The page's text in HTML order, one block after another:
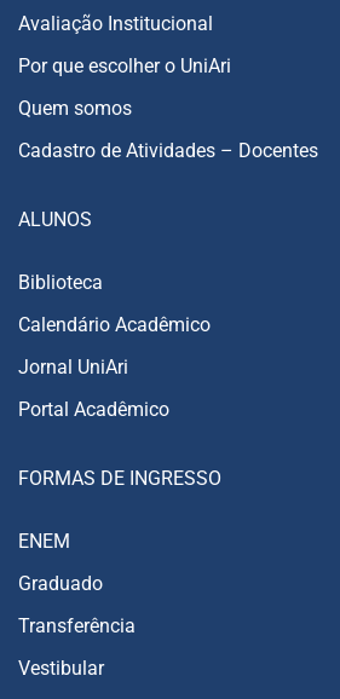
Avaliação Institucional
Por que escolher o UniAri
Quem somos
Cadastro de Atividades – Docentes
ALUNOS
Biblioteca
Calendário Acadêmico
Jornal UniAri
Portal Acadêmico
FORMAS DE INGRESSO
ENEM
Graduado
Transferência
Vestibular